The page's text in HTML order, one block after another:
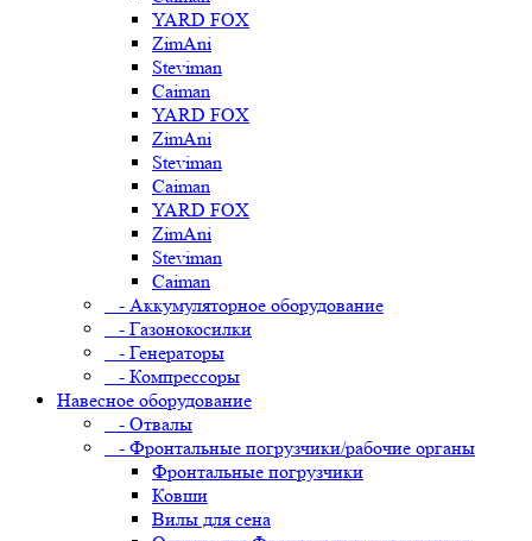
YARD FOX
ZimAni
Steviman
Caiman
YARD FOX
ZimAni
Steviman
Caiman
YARD FOX
ZimAni
Steviman
Caiman
- Аккумуляторное оборудование
- Газонокосилки
- Генераторы
- Компрессоры
Навесное оборудование
- Отвалы
- Фронтальные погрузчики/рабочие органы
Фронтальные погрузчики
Ковши
Вилы для сена